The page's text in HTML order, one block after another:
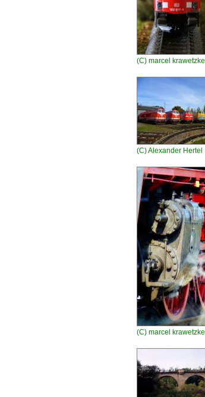
(C) marcel krawetzke
(C)Alexander Hertel
(C) marcel krawetzke